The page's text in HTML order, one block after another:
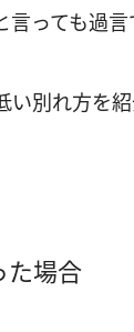
っても過言
別れ方を紹
た場合